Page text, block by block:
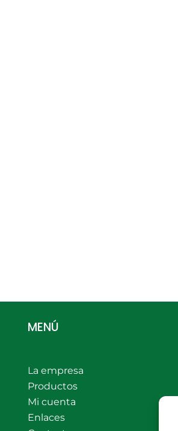
MENÚ
La empresa
Productos
Mi cuenta
Enlaces